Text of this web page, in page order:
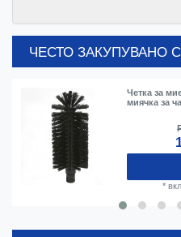
ЧЕСТО ЗАКУПУВАНО
Четка за
миячка за
*